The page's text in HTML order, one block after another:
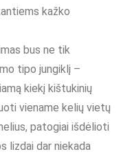
kažko
bus ne tik
tipo jungiklį –
kiekį kištukinių
viename kelių vietų
patogiai išdėlioti
lizdai dar niekada